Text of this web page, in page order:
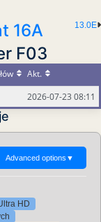
13.0E
16A
F03
Akt.
2026-07-23 08:11
Advanced options ▼
HD